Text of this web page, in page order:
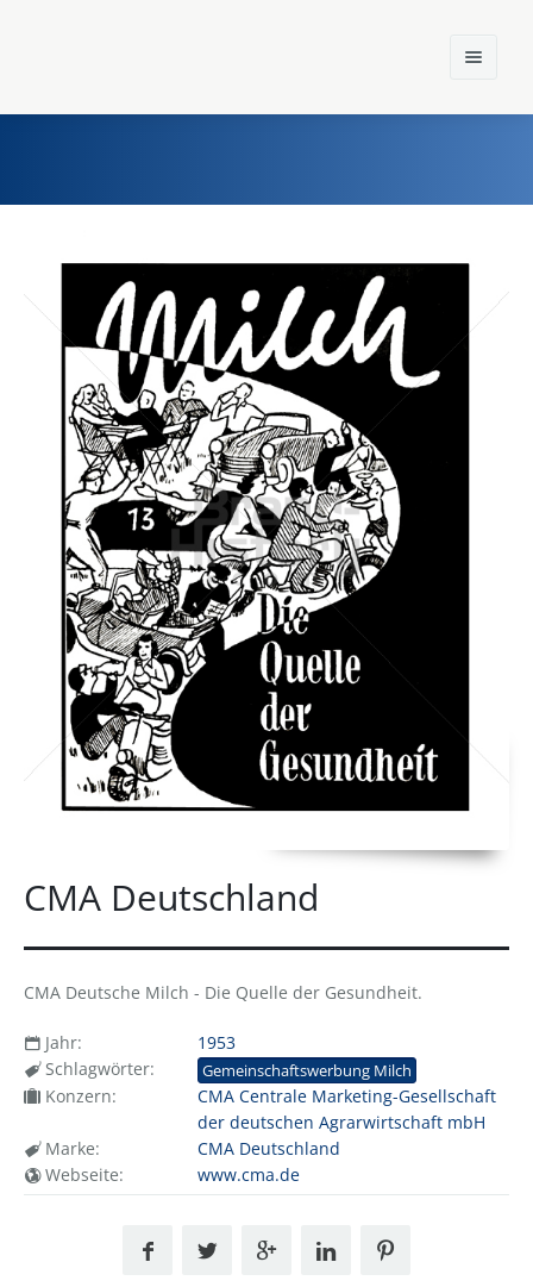
Einst und Heute
Marken
Konzerne
Epoche
CMA Deutschland
CMA Deutsche Milch - Die Quelle der Gesundheit.
Jahr:
1953
Schlagwörter:
Gemeinschaftswerbung Milch
Konzern:
CMA Centrale Marketing-Gesellschaft
der deutschen Agrarwirtschaft mbH
Marke:
CMA Deutschland
Webseite:
www.cma.de